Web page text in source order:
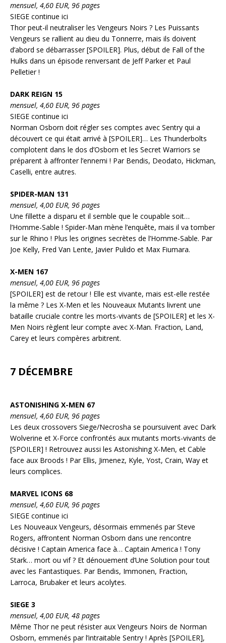
mensuel, 4,60 EUR, 96 pages
SIEGE continue ici
Thor peut-il neutraliser les Vengeurs Noirs ? Les Puissants
Vengeurs se rallient au dieu du Tonnerre, mais ils doivent
d’abord se débarrasser [SPOILER]. Plus, début de Fall of the
Hulks dans un épisode renversant de Jeff Parker et Paul
Pelletier !
DARK REIGN 15
mensuel, 4,60 EUR, 96 pages
SIEGE continue ici
Norman Osborn doit régler ses comptes avec Sentry qui a
découvert ce qui était arrivé à [SPOILER]… Les Thunderbolts
complotent dans le dos d’Osborn et les Secret Warriors se
préparent à affronter l’ennemi ! Par Bendis, Deodato, Hickman,
Caselli, entre autres.
SPIDER-MAN 131
mensuel, 4,00 EUR, 96 pages
Une fillette a disparu et il semble que le coupable soit…
l’Homme-Sable ! Spider-Man mène l’enquête, mais il va tomber
sur le Rhino ! Plus les origines secrètes de l’Homme-Sable. Par
Joe Kelly, Fred Van Lente, Javier Pulido et Max Fiumara.
X-MEN 167
mensuel, 4,00 EUR, 96 pages
[SPOILER] est de retour ! Elle est vivante, mais est-elle restée
la même ? Les X-Men et les Nouveaux Mutants livrent une
bataille cruciale contre les morts-vivants de [SPOILER] et les X-
Men Noirs règlent leur compte avec X-Man. Fraction, Land,
Carey et leurs compères arbitrent.
7 DÉCEMBRE
ASTONISHING X-MEN 67
mensuel, 4,60 EUR, 96 pages
Les deux crossovers Siege/Necrosha se poursuivent avec Dark
Wolverine et X-Force confrontés aux mutants morts-vivants de
[SPOILER] ! Retrouvez aussi les Astonishing X-Men, et Cable
face aux Broods ! Par Ellis, Jimenez, Kyle, Yost, Crain, Way et
leurs complices.
MARVEL ICONS 68
mensuel, 4,60 EUR, 96 pages
SIEGE continue ici
Les Nouveaux Vengeurs, désormais emmenés par Steve
Rogers, affrontent Norman Osborn dans une rencontre
décisive ! Captain America face à… Captain America ! Tony
Stark… mort ou vif ? Et dénouement d’Une Solution pour tout
avec les Fantastiques. Par Bendis, Immonen, Fraction,
Larroca, Brubaker et leurs acolytes.
SIEGE 3
mensuel, 4,00 EUR, 48 pages
Même Thor ne peut résister aux Vengeurs Noirs de Norman
Osborn, emmenés par l’intraitable Sentry ! Après [SPOILER],